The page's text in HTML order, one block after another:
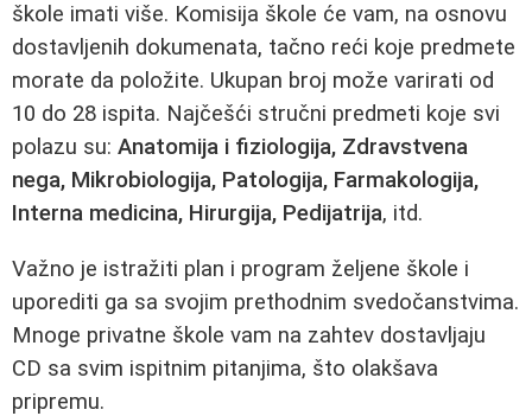
škole imati više. Komisija škole će vam, na osnovu
dostavljenih dokumenata, tačno reći koje predmete
morate da položite. Ukupan broj može varirati od
10 do 28 ispita. Najčešći stručni predmeti koje svi
polazu su: Anatomija i fiziologija, Zdravstvena
nega, Mikrobiologija, Patologija, Farmakologija,
Interna medicina, Hirurgija, Pedijatrija, itd.
Važno je istražiti plan i program željene škole i
uporediti ga sa svojim prethodnim svedočanstvima.
Mnoge privatne škole vam na zahtev dostavljaju
CD sa svim ispitnim pitanjima, što olakšava
pripremu.